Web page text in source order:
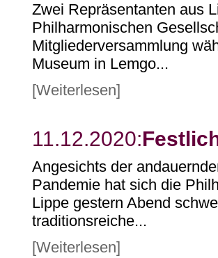
Zwei Repräsentanten aus
Philharmonischen
Mitgliederversammlung
Museum in Lemgo...
[Weiterlesen]
11.12.2020:
Angesichts der
Pandemie hat sich die
Lippe gestern Abend
traditionsreiche...
[Weiterlesen]